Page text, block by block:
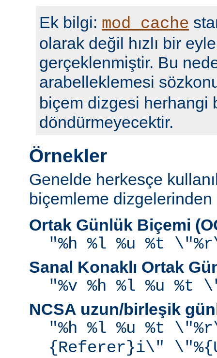
Ek bilgi: mod_cache
olarak değil hızlı bir
gerçeklenmiştir. Bu
arabelleklemesi
biçem dizgesi herhangi
döndürmeyecektir.
Örnekler
Genelde herkesçe
biçemleme dizgelerinden
Ortak Günlük Biçemi
"%h %l %u %t
Sanal Konaklı Ortak
"%v %h %l %u %t
NCSA uzun/birleşik
"%h %l %u %t
{Referer}i\"